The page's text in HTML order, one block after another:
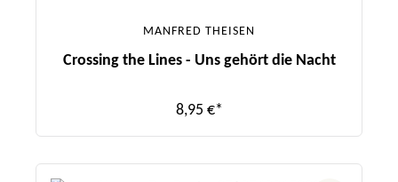
MANFRED THEISEN
Crossing the Lines - Uns gehört die Nacht
8,95 €*